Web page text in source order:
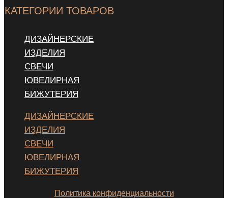
КАТЕГОРИИ ТОВАРОВ
ДИЗАЙНЕРСКИЕ
ИЗДЕЛИЯ
СВЕЧИ
ЮВЕЛИРНАЯ
БИЖУТЕРИЯ
ДИЗАЙНЕРСКИЕ
ИЗДЕЛИЯ
СВЕЧИ
ЮВЕЛИРНАЯ
БИЖУТЕРИЯ
Политика конфиденциальности